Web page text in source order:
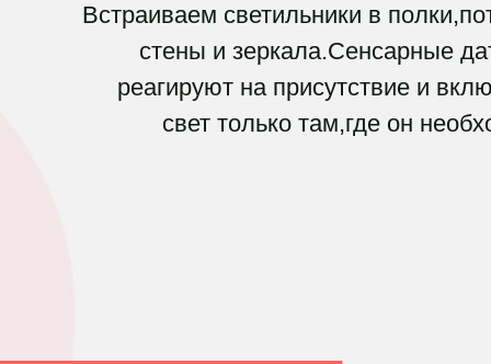
Встраиваем светильники в
стены и зеркала.Сенсарные
реагируют на присутствие и
свет только там,где он